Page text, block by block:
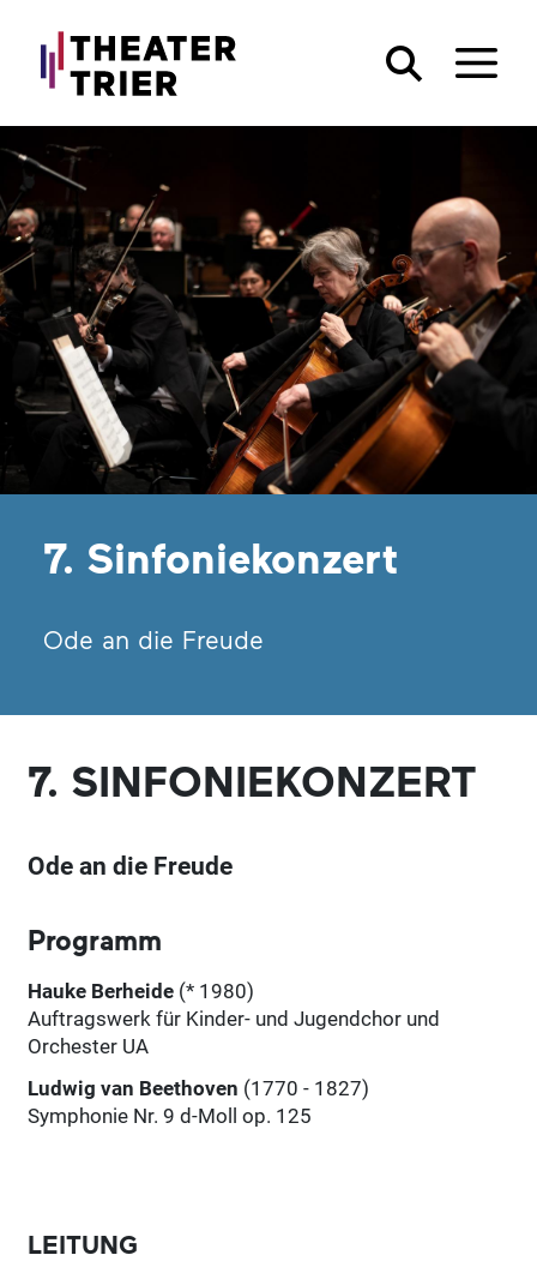
7. Sinfoniekonzert
Ode an die Freude
7. SINFONIEKONZERT
Ode an die Freude
Programm
Hauke Berheide (* 1980)
Auftragswerk für Kinder- und Jugendchor und
Orchester UA
Ludwig van Beethoven (1770 - 1827)
Symphonie Nr. 9 d-Moll op. 125
LEITUNG